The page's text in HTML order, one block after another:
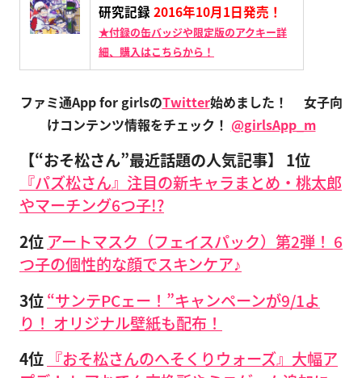
研究記録 2016年10月1日発売！
★付録の缶バッジや限定版のアクキー詳
細、購入はこちらから！
ファミ通App for girlsのTwitter始めました！
女子向
けコンテンツ情報をチェック！ @girlsApp_m
【“おそ松さん”最近話題の人気記事】
1位
『パズ松さん』注目の新キャラまとめ・桃太郎
やマーチング6つ子!?
2位 アートマスク（フェイスパック）第2弾！ 6
つ子の個性的な顔でスキンケア♪
3位“サンテPCェー！”キャンペーンが9/1よ
り！ オリジナル壁紙も配布！
4位 『おそ松さんのへそくりウォーズ』大幅ア